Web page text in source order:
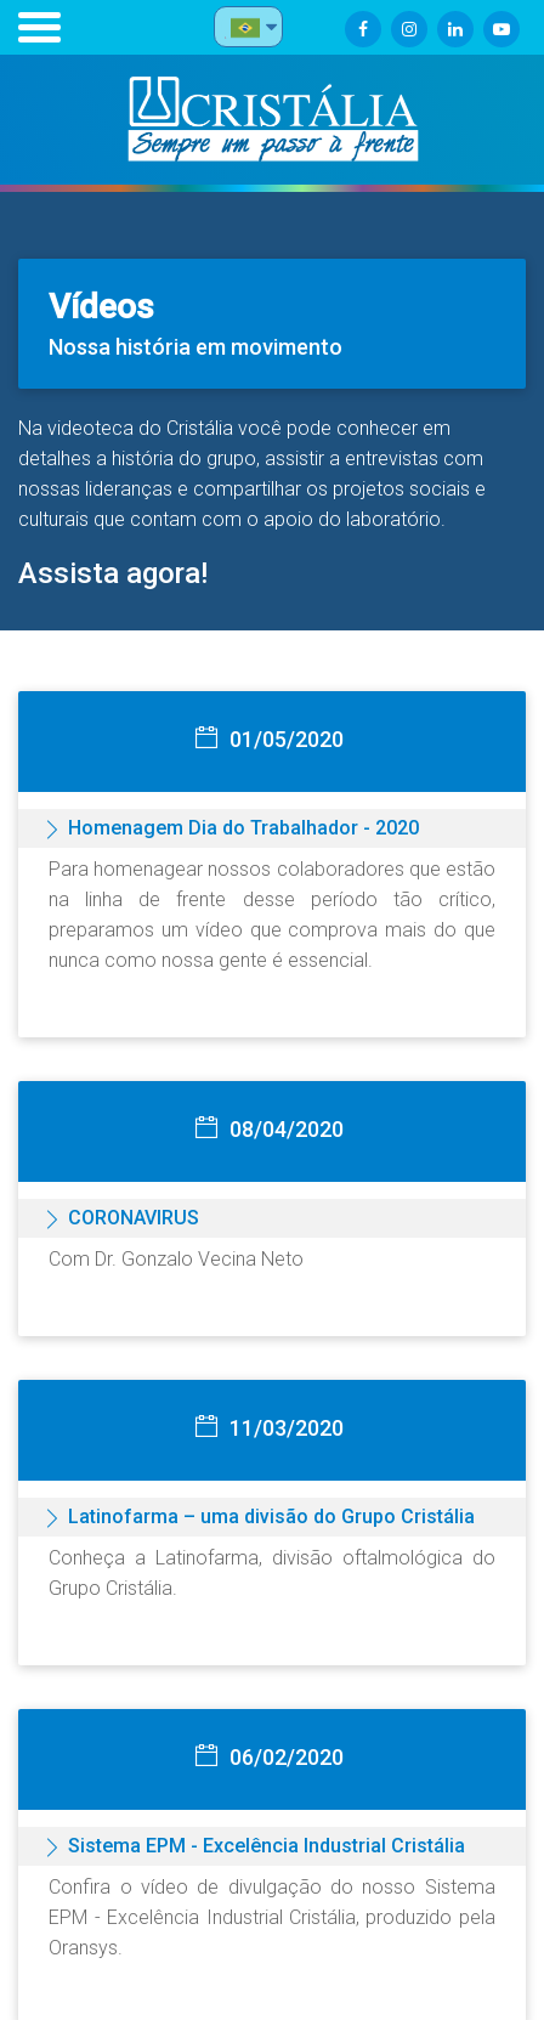
Vídeos
Nossa história em movimento
Na videoteca do Cristália você pode conhecer em
detalhes a história do grupo, assistir a entrevistas com
nossas lideranças e compartilhar os projetos sociais e
culturais que contam com o apoio do laboratório.
Assista agora!
01/05/2020
Homenagem Dia do Trabalhador - 2020
Para homenagear nossos colaboradores que estão
na linha de frente desse período tão crítico,
preparamos um vídeo que comprova mais do que
nunca como nossa gente é essencial.
08/04/2020
CORONAVIRUS
Com Dr. Gonzalo Vecina Neto
11/03/2020
Latinofarma – uma divisão do Grupo Cristália
Conheça a Latinofarma, divisão oftalmológica do
Grupo Cristália.
06/02/2020
Sistema EPM - Excelência Industrial Cristália
Confira o vídeo de divulgação do nosso Sistema
EPM - Excelência Industrial Cristália, produzido pela
Oransys.